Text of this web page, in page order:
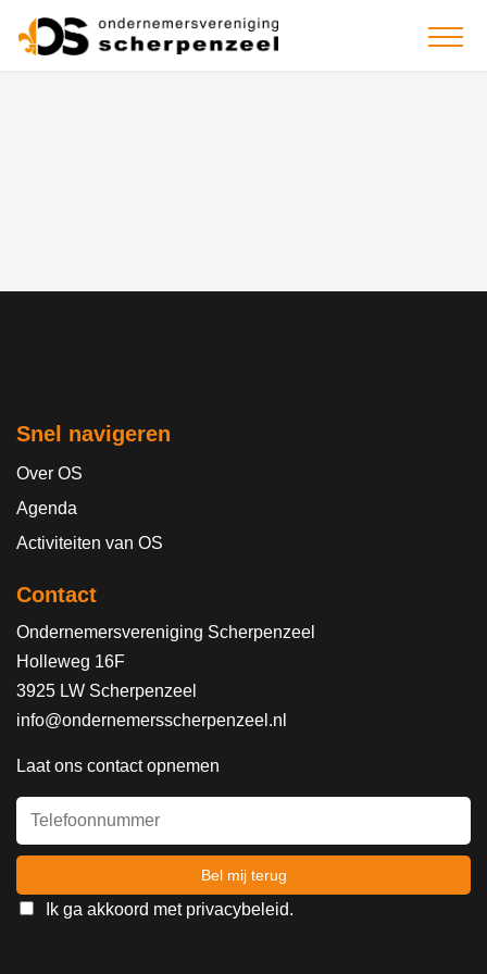
Snel navigeren
Over OS
Agenda
Activiteiten van OS
Contact
Ondernemersvereniging Scherpenzeel
Holleweg 16F
3925 LW Scherpenzeel
info@ondernemersscherpenzeel.nl
Laat ons contact opnemen
Ik ga akkoord met privacybeleid.